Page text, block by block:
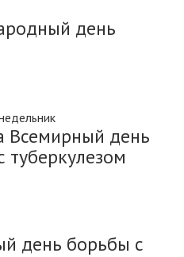
день
Всемирный день
туберкулезом
день борьбы с